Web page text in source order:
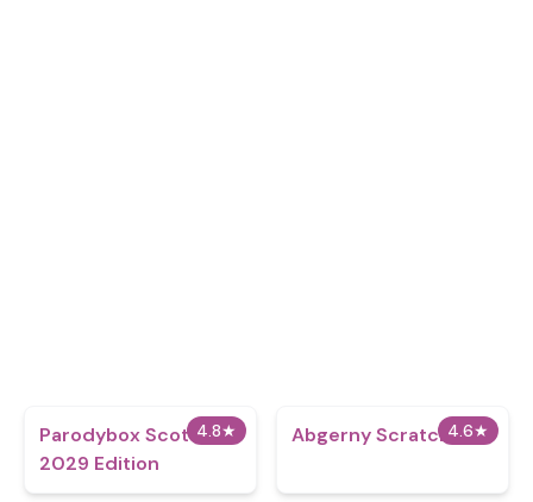
4.8★
Parodybox Scott
2029 Edition
4.6★
Abgerny Scratch